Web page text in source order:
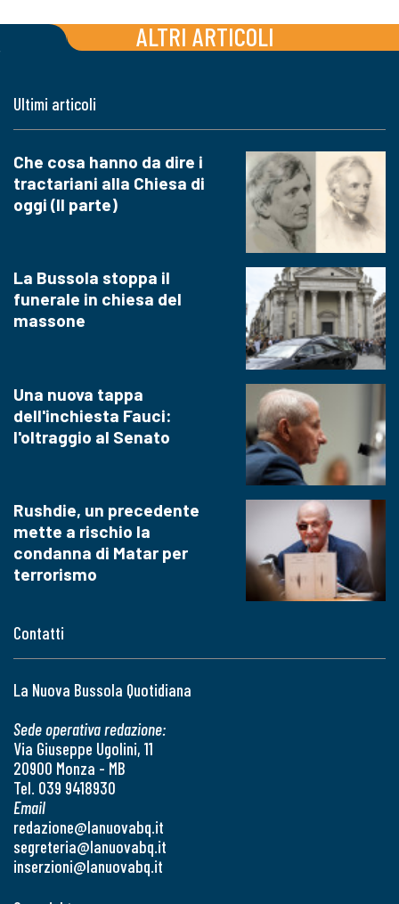
ALTRI ARTICOLI
Contatti
La Nuova Bussola Quotidiana
Sede operativa redazione:
Via Giuseppe Ugolini, 11
20900 Monza - MB
Tel. 039 9418930
Email
redazione@lanuovabq.it
segreteria@lanuovabq.it
inserzioni@lanuovabq.it
Ultimi articoli
Che cosa hanno da dire i
tractariani alla Chiesa di
oggi (II parte)
La Bussola stoppa il
funerale in chiesa del
massone
Una nuova tappa
dell'inchiesta Fauci:
l'oltraggio al Senato
Rushdie, un precedente
mette a rischio la
condanna di Matar per
terrorismo